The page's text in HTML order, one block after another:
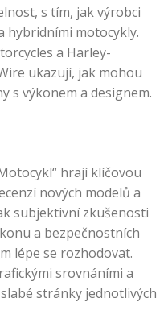
s tím, jak výrobci
hybridními motocykly.
a Harley-
ukazují, jak mohou
s výkonem a designem.
hrají klíčovou
nových modelů a
subjektivní zkušenosti
a bezpečnostních
lépe se rozhodovat.
srovnáními a
stránky jednotlivých